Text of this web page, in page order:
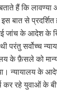
हैं कि लावण्या
बात से प्रदर्शित
जांच के आदेश के
परंतु सर्वोच्च
के फ़ैसले को
न्यायालय के
कर रहे युवाओं के